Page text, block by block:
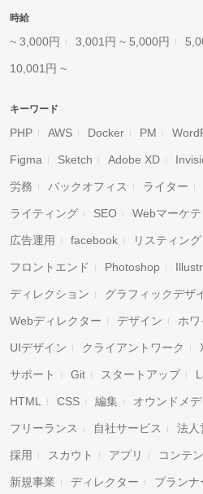
時給
~ 3,000円 3,001円 ~ 5,000円
10,001円 ~
キーワード
PHP AWS Docker PM
Figma Sketch Adobe XD
労務 バックオフィス ライター
ライティング SEO Webマーケ
広告運用 facebook リスティング
フロントエンド Photoshop
ディレクション グラフィックデザ
Webディレクター デザイン ホ
UIデザイン クライアントワーク
サポート Git スタートアップ
HTML CSS 編集 オウンドメ
フリーランス 自社サービス 法人
採用 スカウト アプリ コンテ
新規事業 ディレクター プランナ